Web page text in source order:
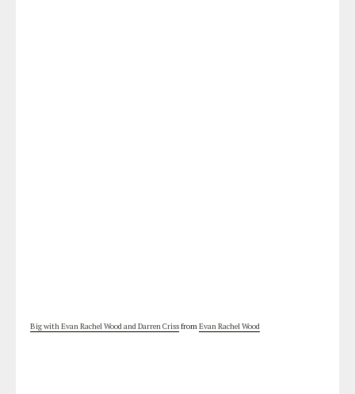
Big with Evan Rachel Wood and Darren CrissfromEvan Rachel Wood